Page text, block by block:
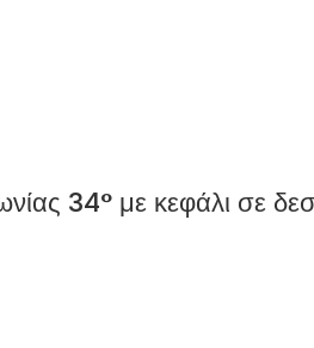
34° με κεφάλι σε